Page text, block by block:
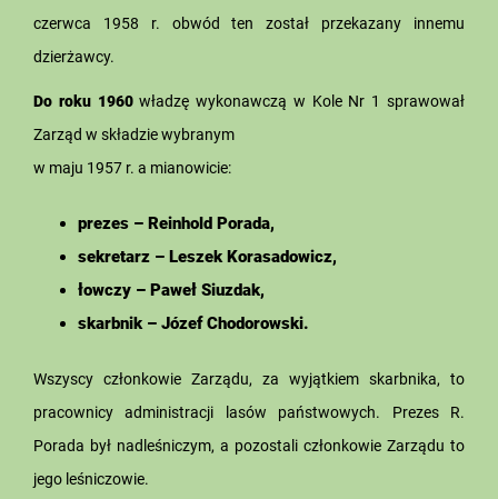
czerwca 1958 r. obwód ten został przekazany innemu
dzierżawcy.
Do roku 1960władzę wykonawczą w Kole Nr 1 sprawował
Zarząd w składzie wybranym
w maju 1957 r. a mianowicie:
prezes – Reinhold Porada,
sekretarz – Leszek Korasadowicz,
łowczy – Paweł Siuzdak,
skarbnik – Józef Chodorowski.
Wszyscy członkowie Zarządu, za wyjątkiem skarbnika, to
pracownicy administracji lasów państwowych. Prezes R.
Porada był nadleśniczym, a pozostali członkowie Zarządu to
jego leśniczowie.